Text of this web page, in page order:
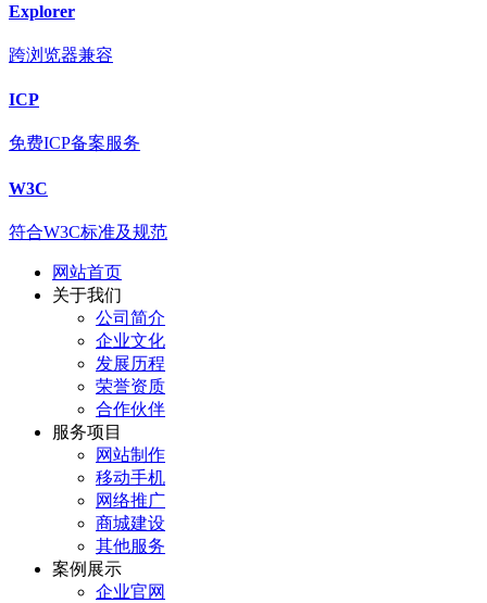
Explorer
跨浏览器兼容
ICP
免费ICP备案服务
W3C
符合W3C标准及规范
网站首页
关于我们
公司简介
企业文化
发展历程
荣誉资质
合作伙伴
服务项目
网站制作
移动手机
网络推广
商城建设
其他服务
案例展示
企业官网